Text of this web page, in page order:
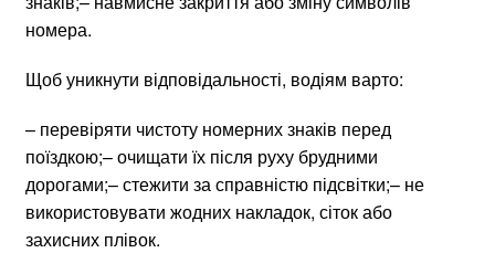
номера.
Щоб уникнути відповідальності, водіям варто:
– перевіряти чистоту номерних знаків перед
поїздкою;– очищати їх після руху брудними
дорогами;– стежити за справністю підсвітки;– не
використовувати жодних накладок, сіток або
захисних плівок.